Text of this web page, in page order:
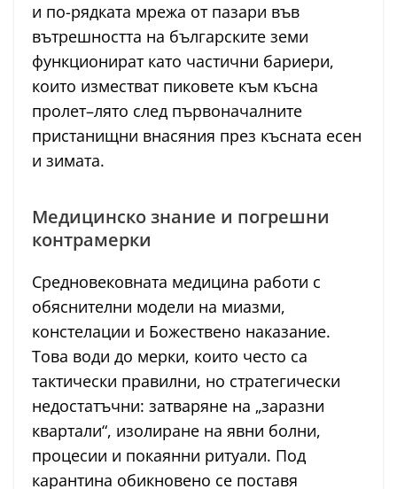
и по-рядката мрежа от пазари във
вътрешността на българските земи
функционират като частични бариери,
които изместват пиковете към късна
пролет–лято след първоначалните
пристанищни внасяния през късната есен
и зимата.
Медицинско знание и погрешни
контрамерки
Средновековната медицина работи с
обяснителни модели на миазми,
констелации и Божествено наказание.
Това води до мерки, които често са
тактически правилни, но стратегически
недостатъчни: затваряне на „заразни
квартали“, изолиране на явни болни,
процесии и покаянни ритуали. Под
карантина обикновено се поставя